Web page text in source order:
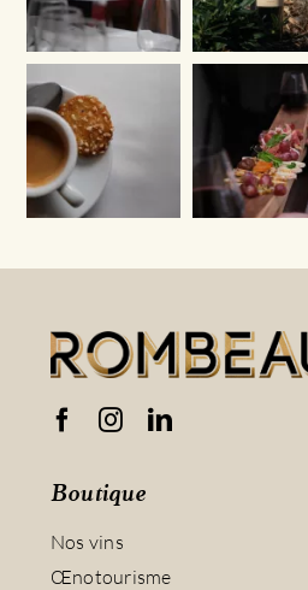
Boutique
Nos vins
Œnotourisme